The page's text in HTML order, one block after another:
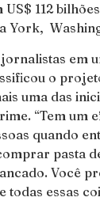
112
York,
em
o
uma das
“Tem um
quando
pasta
Você
essas